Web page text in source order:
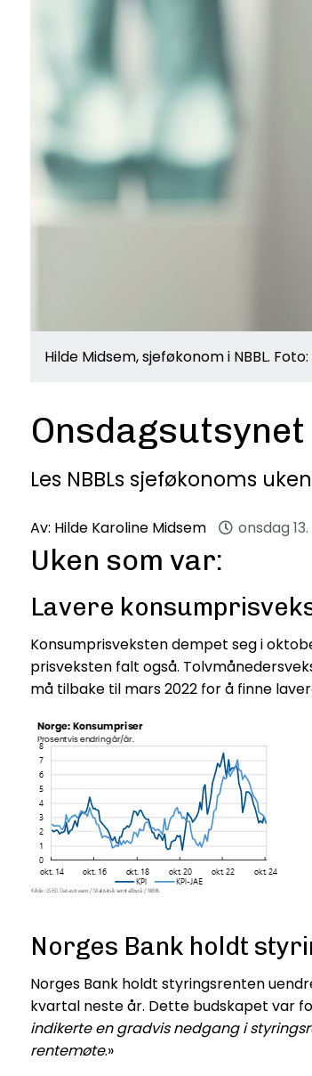
Hilde Midsem, sjeføkonom i NBBL.
Les NBBLs sjeføkonoms
Av: Hilde Karoline Midsem onsdag
Uken som var:
Lavere
Konsumprisveksten dempet seg i
prisveksten falt også.
må tilbake til mars 2022 for å finne
Norges Bank holdt
Norges Bank holdt styringsrenten
kvartal neste år. Dette budskapet var
indikerte en gradvis nedgang i
rentemøte.»